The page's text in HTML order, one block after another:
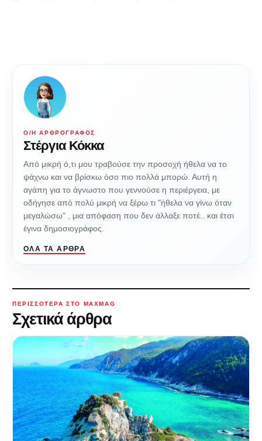
Ο/Η ΑΡΘΡΟΓΡΆΦΟΣ
Στέργια Κόκκα
Από μικρή ό,τι μου τραβούσε την προσοχή ήθελα να το
ψάχνω και να βρίσκω όσο πιο πολλά μπορώ. Αυτή η
αγάπη για το άγνωστο που γεννούσε η περιέργεια, με
οδήγησε από πολύ μικρή να ξέρω τι "ήθελα να γίνω όταν
μεγαλώσω" , μια απόφαση που δεν άλλαξε ποτέ.. και έτσι
έγινα δημοσιογράφος.
ΌΛΑ ΤΑ ΆΡΘΡΑ
ΠΕΡΙΣΣΌΤΕΡΑ ΣΤΟ MAXMAG
Σχετικά άρθρα